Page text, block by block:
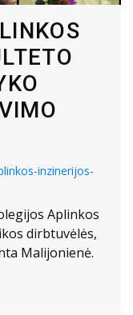
inzinerijos-
Aplinkos
dirbtuvėlės,
Malijonienė.